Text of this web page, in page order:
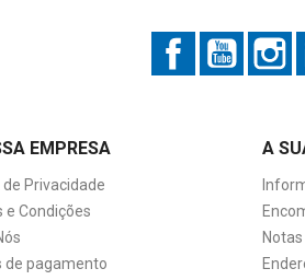
Facebook
EMPRESA
de Privacidade
e Condições
de pagamento
A